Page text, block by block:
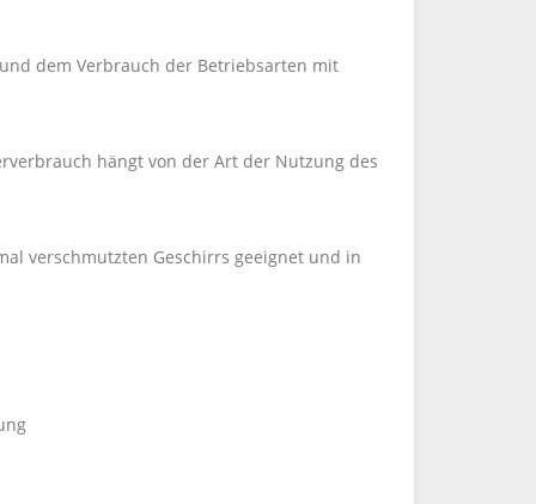
dem Verbrauch der Betriebsarten mit
hängt von der Art der Nutzung des
verschmutzten Geschirrs geeignet und in